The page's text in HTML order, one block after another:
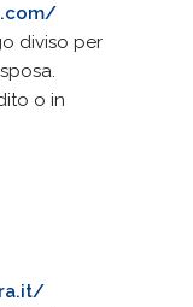
diviso per
o in